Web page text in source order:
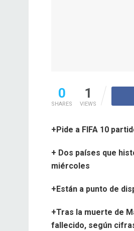
0
SHARES
1
VIEWS
+Pide a FIFA 10
+ Dos países que
miércoles
+Están a punto de
+Tras la muerte de
fallecido, según